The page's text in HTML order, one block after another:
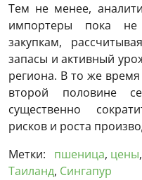
Тем не менее,
импортеры пока не
закупкам,
запасы и активный
региона. В то же
второй половине
существенно
рисков и роста
Метки:
пшеница, цены,
Таиланд, Сингапур